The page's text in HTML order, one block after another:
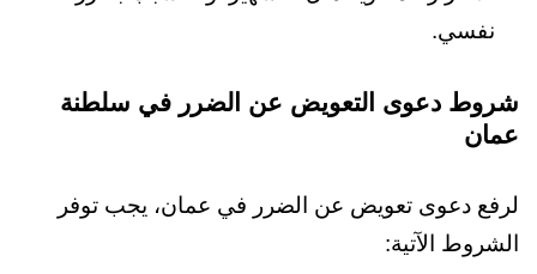
نفسي.
شروط دعوى التعويض عن الضرر في سلطنة
عمان
لرفع دعوى تعويض عن الضرر في عمان، يجب توفر
الشروط الآتية: